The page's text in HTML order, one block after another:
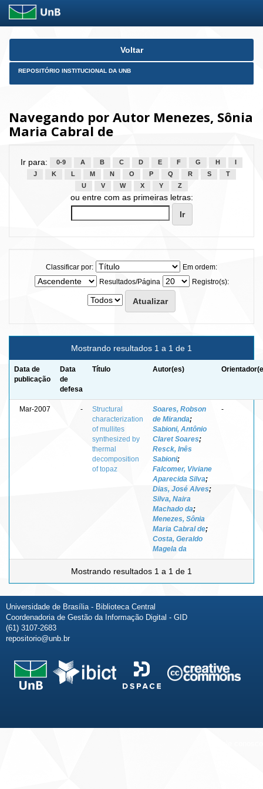
Skip
Voltar
REPOSITÓRIO INSTITUCIONAL DA UNB
Navegando por Autor Menezes, Sônia
Maria Cabral de
Ir para: 0-9 A B C D E F G H
J
K L M N O P Q R S
T
U
V W X Y Z
ou entre com as primeiras letras:
Classificar por:
Em ordem:
Resultados/Página
Registro(s):
Mostrando resultados 1 a 1 de 1
Data de
publicação
Data
de
defesa
Título Autor(es)
Mar-2007 -
Structural
characterization
of mullites
synthesized by
thermal
decomposition
of topaz
Soares, Robson
de Miranda;
Sabioni, Antônio
Claret Soares;
Resck, Inês
Sabioni;
Falcomer, Viviane
Aparecida Silva;
Dias, José Alves;
Silva, Naira
Machado da;
Menezes, Sônia
Maria Cabral de;
Costa, Geraldo
Magela da
-
Mostrando resultados 1 a 1 de 1
Universidade de Brasília - Biblioteca Central
Coordenadoria de Gestão da Informação Digital - GID
(61) 3107-2683
repositorio@unb.br